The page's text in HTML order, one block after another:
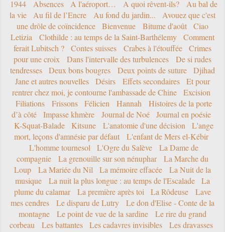
1944 Absences A l'aéroport… A quoi rêvent-ils?
Au bal de
la vie
Au fil de l’Encre Au fond du jardin...
Avouez que c'est
une drôle de coïncidence
Bienvenue Bitume d'août
Ciao
Letizia
Clothilde : au temps de la Saint-Barthélemy
Comment
ferait Lubitsch ?
Contes suisses Crabes à l'étouffée
Crimes
pour une croix
Dans l'intervalle des turbulences
De si rudes
tendresses
Deux bons bougres Deux points de suture
Djihad
Jane et autres nouvelles
Désirs Effets secondaires
Et pour
rentrer chez moi, je contourne l'ambassade de Chine
Excision
Filiations
Frissons Félicien Hannah
Histoires de la porte
d’à côté
Impasse khmère Journal de Noé
Journal en poésie
K-Squat-Balade
Kitsune L'anatomie d'une décision
L'ange
mort, leçons d'amnésie par défaut
L'enfant de Mers el-Kébir
L'homme tournesol
L'Ogre du Salève
La Dame de
compagnie
La grenouille sur son nénuphar
La Marche du
Loup
La Mariée du Nil La mémoire effacée
La Nuit de la
musique
La nuit la plus longue : au temps de l'Escalade
La
plume du calamar
La première après toi La Rôdeuse
Lave
mes cendres
Le disparu de Lutry
Le don d'Elise - Conte de la
montagne
Le point de vue de la sardine
Le rire du grand
corbeau
Les battantes Les cadavres invisibles
Les dravasses